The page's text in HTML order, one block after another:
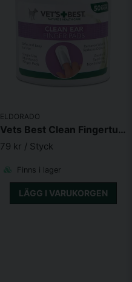
ELDORADO
Vets Best Clean Fingertuta Öronvård
79 kr / Styck
Finns i lager
LÄGG I VARUKORGEN